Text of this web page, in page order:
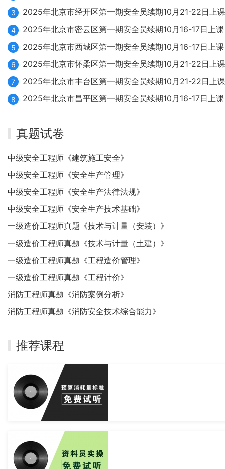
3 2025年北京市经开区第一期安全员续期10月21-22日上课
4 2025年北京市密云区第一期安全员续期10月16-17日上课
5 2025年北京市西城区第一期安全员续期10月16-17日上课
6 2025年北京市怀柔区第一期安全员续期10月21-22日上课
7 2025年北京市丰台区第一期安全员续期10月21-22日上课
8 2025年北京市昌平区第一期安全员续期10月16-17日上课
真题试卷
中级安全工程师《建筑施工安全》
中级安全工程师《安全生产管理》
中级安全工程师《安全生产法律法规》
中级安全工程师《安全生产技术基础》
一级造价工程师真题《技术与计量（安装）》
一级造价工程师真题《技术与计量（土建）》
一级造价工程师真题《工程造价管理》
一级造价工程师真题《工程计价》
消防工程师真题《消防案例分析》
消防工程师真题《消防安全技术综合能力》
推荐课程